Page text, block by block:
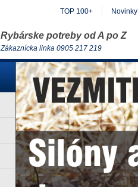
Rybárske potreby od A po Z
Zákaznícka linka 0905 217 219
TOP 100+ Novinky